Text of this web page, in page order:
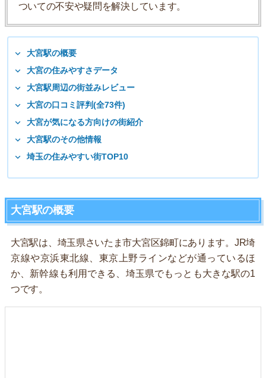
ついての不安や疑問を解決しています。
大宮駅の概要
大宮の住みやすさデータ
大宮駅周辺の街並みレビュー
大宮の口コミ評判(全73件)
大宮が気になる方向けの街紹介
大宮駅のその他情報
埼玉の住みやすい街TOP10
大宮駅の概要
大宮駅は、埼玉県さいたま市大宮区錦町にあります。JR埼
京線や京浜東北線、東京上野ラインなどが通っているほ
か、新幹線も利用できる、埼玉県でもっとも大きな駅の1
つです。